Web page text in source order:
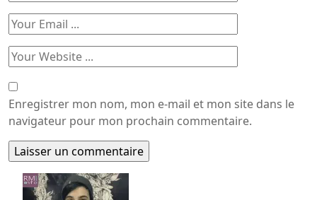
Enregistrer mon nom, mon e-mail et mon site dans le
navigateur pour mon prochain commentaire.